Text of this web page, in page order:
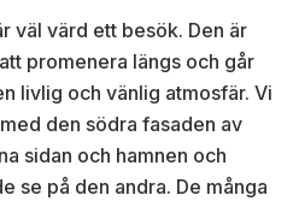
väl värd ett besök. Den är
promenera längs och går
livlig och vänlig atmosfär. Vi
den södra fasaden av
sidan och hamnen och
se på den andra. De många